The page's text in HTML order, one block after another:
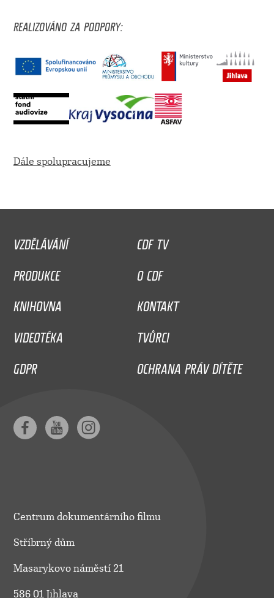
REALIZOVÁNO ZA PODPORY:
Dále spolupracujeme
VZDĚLÁVÁNÍ
CDF TV
PRODUKCE
O CDF
KNIHOVNA
KONTAKT
VIDEOTÉKA
TVŮRCI
GDPR
OCHRANA PRÁV DÍTĚTE
Centrum dokumentárního filmu
Stříbrný dům
Masarykovo náměstí 21
586 01 Jihlava